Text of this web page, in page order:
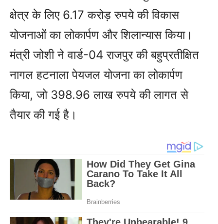
क्षेत्र के लिए 6.17 करोड़ रुपये की विकास
योजनाओं का लोकार्पण और शिलान्यास किया।
मंत्री जोशी ने वार्ड-04 राजपुर की बहुप्रतीक्षित
नागल हटनाला पेयजल योजना का लोकार्पण
किया, जो 398.96 लाख रुपये की लागत से
तैयार की गई है।